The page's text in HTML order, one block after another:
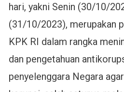
hari, yakni Senin (30/10/
(31/10/2023), merupakan
KPK RI dalam rangka
dan pengetahuan
penyelenggara Negara